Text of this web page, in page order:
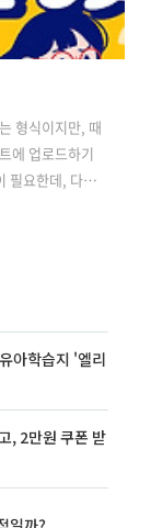
형식이지만, 때
에 업로드하기
필요한데, 다행
이 있습니다.
압
인터페이스- 고품
..